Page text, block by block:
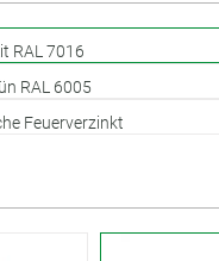
RAL 7016
RAL 6005
Feuerverzinkt